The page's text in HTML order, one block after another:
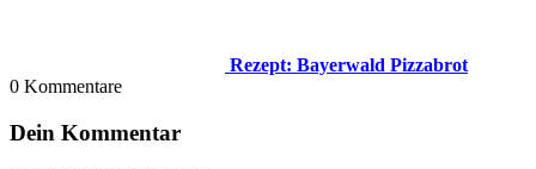
Rezept: Bayerwald Pizzabrot
0 Kommentare
Dein Kommentar